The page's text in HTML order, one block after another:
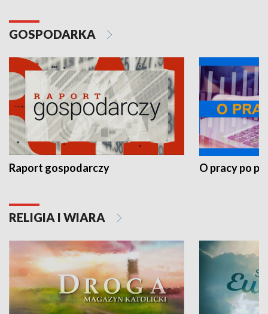
GOSPODARKA
Raport gospodarczy O pracy po
RELIGIA I WIARA